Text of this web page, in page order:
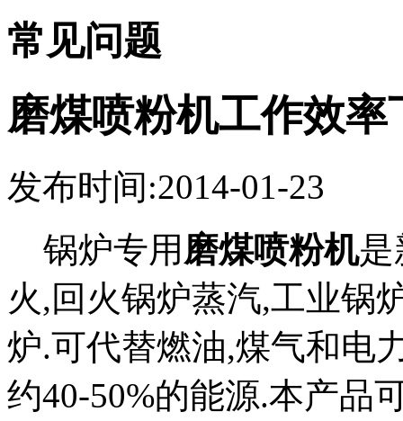
常见问题
磨煤喷粉机工作效率
发布时间:2014-01-23
锅炉专用 磨煤喷粉机是
火,回火锅炉蒸汽,工业锅
炉.可代替燃油,煤气和电
约40-50%的能源.本产品